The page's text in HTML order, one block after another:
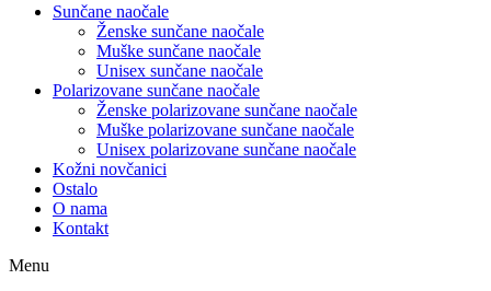
Sunčane naočale
Ženske sunčane naočale
Muške sunčane naočale
Unisex sunčane naočale
Polarizovane sunčane naočale
Ženske polarizovane sunčane naočale
Muške polarizovane sunčane naočale
Unisex polarizovane sunčane naočale
Kožni novčanici
Ostalo
O nama
Kontakt
Menu